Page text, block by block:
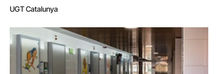
UGT Catalunya